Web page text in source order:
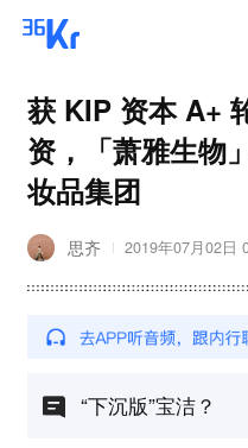
获 KIP 资本 A+
资，「萧雅生物
妆品集团
思齐 2019年07月02日
“下沉版”宝洁？